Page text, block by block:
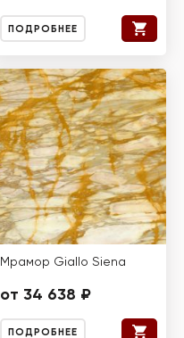
ПОДРОБНЕЕ
Мрамор Giallo Siena
от 34 638 ₽
ПОДРОБНЕЕ